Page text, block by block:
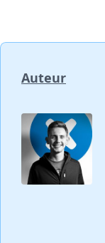
Auteur